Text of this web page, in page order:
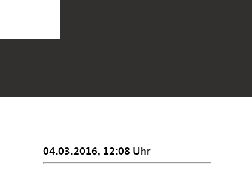
04.03.2016, 12:08 Uhr